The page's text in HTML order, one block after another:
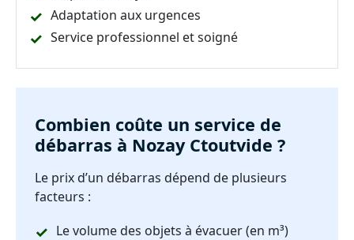
Adaptation aux urgences
Service professionnel et soigné
Combien coûte un service de
débarras à Nozay Ctoutvide ?
Le prix d’un débarras dépend de plusieurs
facteurs :
Le volume des objets à évacuer (en m³)